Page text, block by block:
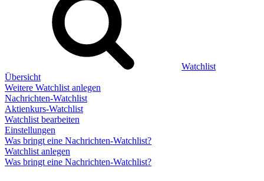
Watchlist
Übersicht
Weitere Watchlist anlegen
Nachrichten-Watchlist
Aktienkurs-Watchlist
Watchlist bearbeiten
Einstellungen
Was bringt eine Nachrichten-Watchlist?
Watchlist anlegen
Was bringt eine Nachrichten-Watchlist?